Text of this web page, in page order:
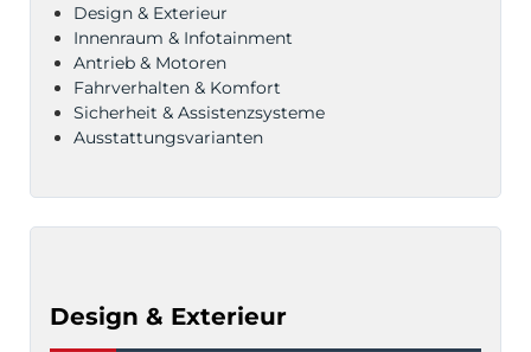
Design & Exterieur
Innenraum & Infotainment
Antrieb & Motoren
Fahrverhalten & Komfort
Sicherheit & Assistenzsysteme
Ausstattungsvarianten
Design & Exterieur